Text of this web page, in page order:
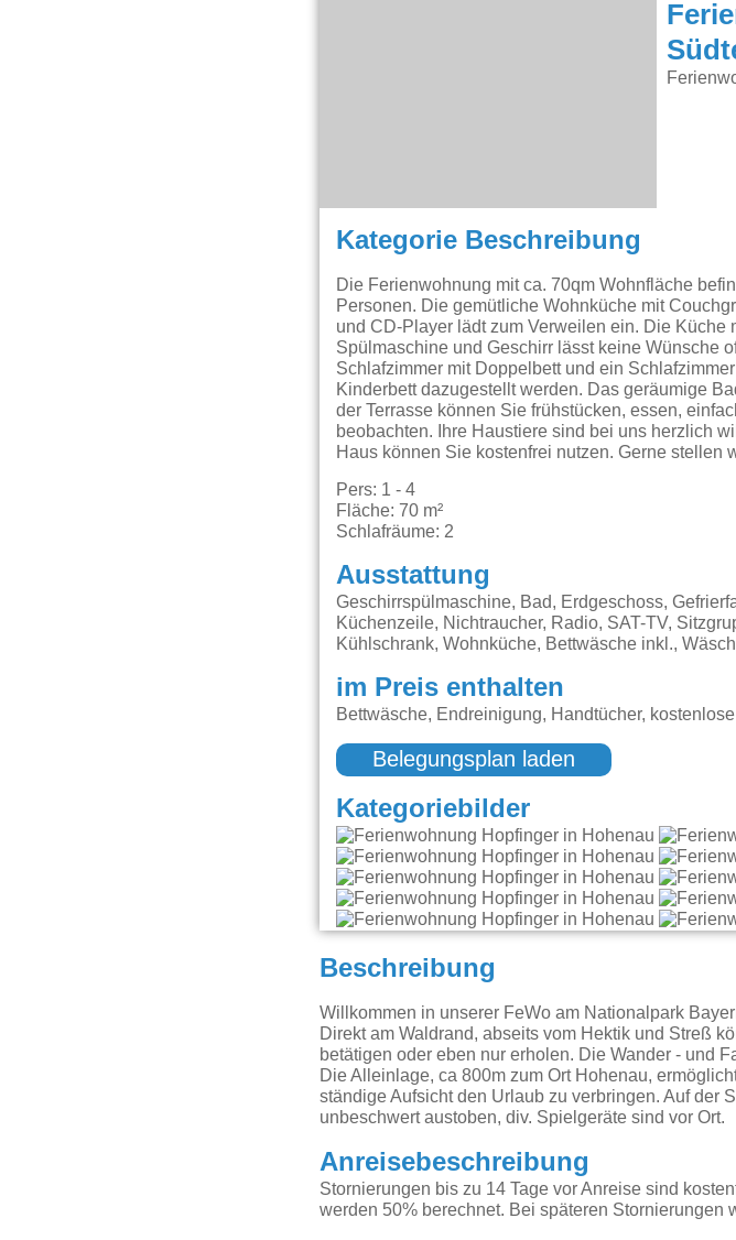
Kategorie Beschreibung
Die Ferienwohnung mit ca. 70qm Wohnfläche
Personen. Die gemütliche Wohnküche mit
und CD-Player lädt zum Verweilen ein. Die
Spülmaschine und Geschirr lässt keine Wünsche
Schlafzimmer mit Doppelbett und ein
Kinderbett dazugestellt werden. Das geräumige
der Terrasse können Sie frühstücken, essen,
beobachten. Ihre Haustiere sind bei uns herzlich
Haus können Sie kostenfrei nutzen. Gerne stellen
Pers: 1 - 4
Fläche: 70 m²
Schlafräume: 2
Ausstattung
Geschirrspülmaschine, Bad, Erdgeschoss,
Küchenzeile, Nichtraucher, Radio, SAT-TV,
Kühlschrank, Wohnküche, Bettwäsche inkl.,
im Preis enthalten
Bettwäsche, Endreinigung, Handtücher,
Belegungsplan laden
Kategoriebilder
Beschreibung
Willkommen in unserer FeWo am Nationalpark
Direkt am Waldrand, abseits vom Hektik und Streß
betätigen oder eben nur erholen. Die Wander - und
Die Alleinlage, ca 800m zum Ort Hohenau,
ständige Aufsicht den Urlaub zu verbringen. Auf der
unbeschwert austoben, div. Spielgeräte sind vor Ort.
Anreisebeschreibung
Stornierungen bis zu 14 Tage vor Anreise sind
werden 50% berechnet. Bei späteren Stornierungen